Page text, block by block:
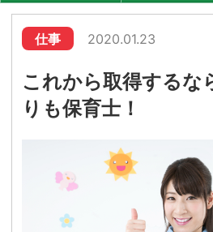
仕事 2020.01.23
これから取得するな
りも保育士！